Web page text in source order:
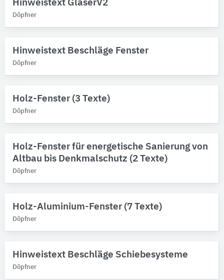
Hinweistext GläserV2
Döpfner
Hinweistext Beschläge Fenster
Döpfner
Holz-Fenster (3 Texte)
Döpfner
Holz-Fenster für energetische Sanierung von
Altbau bis Denkmalschutz (2 Texte)
Döpfner
Holz-Aluminium-Fenster (7 Texte)
Döpfner
Hinweistext Beschläge Schiebesysteme
Döpfner